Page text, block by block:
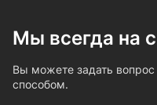
Мы всегда на
Вы можете задать
способом.